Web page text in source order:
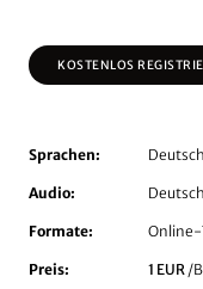
KOSTENLOS
Sprachen:
Audio:
Formate: Online-
Preis: 1 EUR /